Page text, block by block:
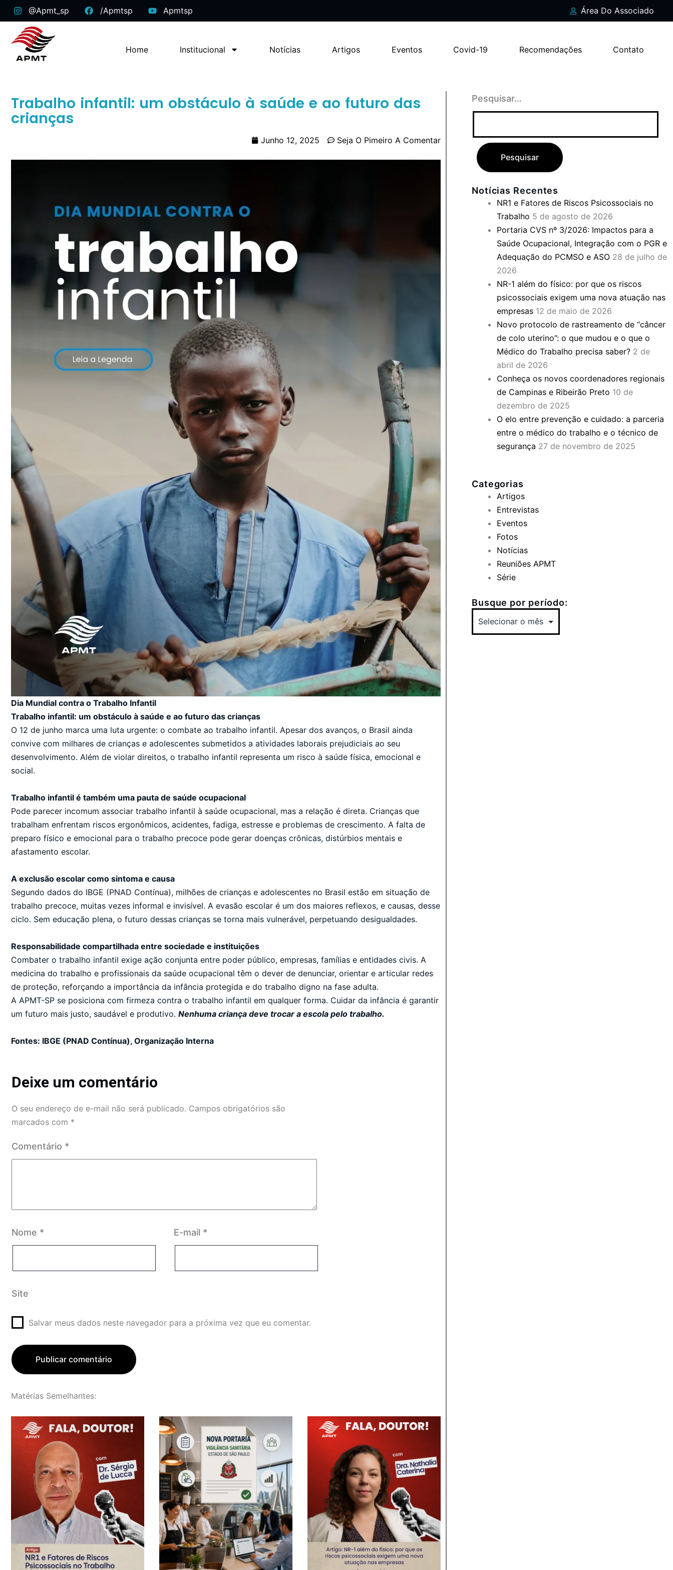
@apmt_sp /apmtsp Apmtsp Área Do Associado
Home Institucional Notícias Artigos Eventos Covid-19 Recomendações Contato
Trabalho infantil: um obstáculo à saúde e ao futuro das
crianças
Junho 12, 2025 Seja O Pimeiro A Comentar
Dia Mundial contra o Trabalho Infantil
Trabalho infantil: um obstáculo à saúde e ao futuro das crianças
O 12 de junho marca uma luta urgente: o combate ao trabalho infantil. Apesar dos avanços, o Brasil ainda
convive com milhares de crianças e adolescentes submetidos a atividades laborais prejudiciais ao seu
desenvolvimento. Além de violar direitos, o trabalho infantil representa um risco à saúde física, emocional e
social.
Trabalho infantil é também uma pauta de saúde ocupacional
Pode parecer incomum associar trabalho infantil à saúde ocupacional, mas a relação é direta. Crianças que
trabalham enfrentam riscos ergonômicos, acidentes, fadiga, estresse e problemas de crescimento. A falta de
preparo físico e emocional para o trabalho precoce pode gerar doenças crônicas, distúrbios mentais e
afastamento escolar.
A exclusão escolar como sintoma e causa
Segundo dados do IBGE (PNAD Contínua), milhões de crianças e adolescentes no Brasil estão em situação de
trabalho precoce, muitas vezes informal e invisível. A evasão escolar é um dos maiores reflexos, e causas, desse
ciclo. Sem educação plena, o futuro dessas crianças se torna mais vulnerável, perpetuando desigualdades.
Responsabilidade compartilhada entre sociedade e instituições
Combater o trabalho infantil exige ação conjunta entre poder público, empresas, famílias e entidades civis. A
medicina do trabalho e profissionais da saúde ocupacional têm o dever de denunciar, orientar e articular redes
de proteção, reforçando a importância da infância protegida e do trabalho digno na fase adulta.
A APMT-SP se posiciona com firmeza contra o trabalho infantil em qualquer forma. Cuidar da infância é garantir
um futuro mais justo, saudável e produtivo. Nenhuma criança deve trocar a escola pelo trabalho.
Fontes: IBGE (PNAD Contínua), Organização Interna
Deixe um comentário
O seu endereço de e-mail não será publicado. Campos obrigatórios são
marcados com *
Comentário *
Nome * E-mail *
Site
Salvar meus dados neste navegador para a próxima vez que eu comentar.
Matérias Semelhantes:
Pesquisar…
Notícias Recentes
NR1 e Fatores de Riscos Psicossociais no
Trabalho 5 de agosto de 2026
Portaria CVS nº 3/2026: Impactos para a
Saúde Ocupacional, Integração com o PGR e
Adequação do PCMSO e ASO 28 de julho de
2026
NR-1 além do físico: por que os riscos
psicossociais exigem uma nova atuação nas
empresas 12 de maio de 2026
Novo protocolo de rastreamento de “câncer
de colo uterino”: o que mudou e o que o
Médico do Trabalho precisa saber? 2 de
abril de 2026
Conheça os novos coordenadores regionais
de Campinas e Ribeirão Preto 10 de
dezembro de 2025
O elo entre prevenção e cuidado: a parceria
entre o médico do trabalho e o técnico de
segurança 27 de novembro de 2025
Categorias
Artigos
Entrevistas
Eventos
Fotos
Notícias
Reuniões APMT
Série
Busque por período: